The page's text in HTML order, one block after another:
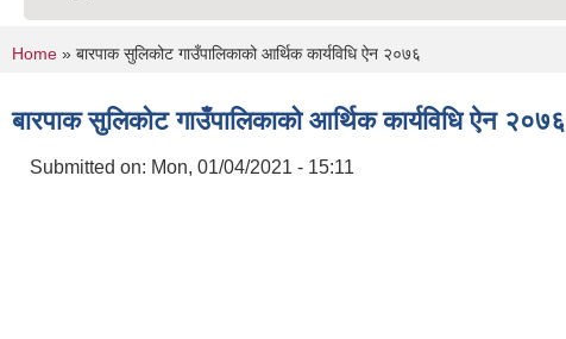
You are here
Home » बारपाक सुलिकोट गाउँपालिकाको आर्थिक कार्यविधि ऐन २०७६
बारपाक सुलिकोट गाउँपालिकाको आर्थिक कार्यविधि ऐन २०७६
Submitted on: Mon, 01/04/2021 - 15:11